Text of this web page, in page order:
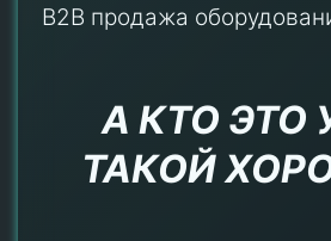
B2B продажа
А КТО ЭТО
ТАКОЙ